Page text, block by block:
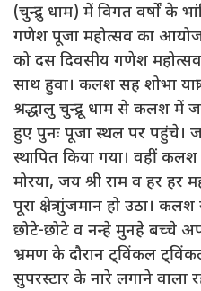
(चुन्द्रु धाम) में विगत वर्षों के
गणेश पूजा महोत्सव का
को दस दिवसीय गणेश
साथ हुवा। कलश सह शोभा
श्रद्धालु चुन्द्रू धाम से कलश
हुए पुनः पूजा स्थल पर पहुंचे।
स्थापित किया गया। वहीं कलश
मोरया, जय श्री राम व हर
पूरा क्षेत्र गुंजमान हो उठा।
छोटे-छोटे व नन्हे मुनहे बच्चे
भ्रमण के दौरान ट्विंकल
सुपरस्टार के नारे लगाने वाला